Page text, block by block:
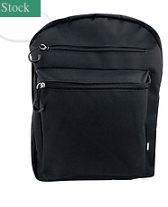
Stock